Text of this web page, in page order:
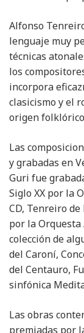
Alfonso
lenguaje muy
técnicas
los
incorpora
clasicismo y el
origen
Las
y grabadas en
Guri fue
Siglo XX por la
CD, Tenreiro
por la
colección de
del Caroní,
del Centauro,
sinfónica
Las obras
premiadas por